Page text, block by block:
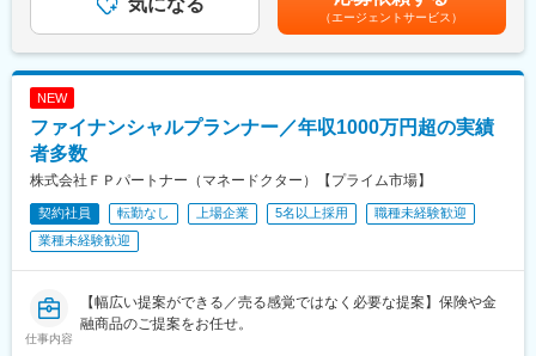
ますが、当社では既に約7,000社の地域のお客様と何かしらの形で
合せ→広告原稿のレイティング→入稿まで。広告掲載頂いたお客
様へは月刊誌発行時にお客様への配布も実施いたします。
広告の掲載を行う事が当社の目的ではございません。広告掲載を
かを大切にして提案しています。広告の掲載を通して読者の行動
を変え、掲載頂いたお客様先で客数と単価にインパクトを与え地
■入社後のフォローについて：
入社後3日間は1日単位での教育プログラムを準備しています。主
（38,000～47,000円／月）、服務手当（15,000円／月）※上記金
額の他、営業実績に応じて営業歩合の支給がございます賃金はあ
くまでも目安の金額であり、選考を通じて上下する可能性があり
ます。月給(月額)は固定手当を含めた表記です。
気になる
（エージェントサービス）
NEW
ファイナンシャルプランナー／年収1000万円超の実績
者多数
株式会社ＦＰパートナー（マネードクター）【プライム市場】
契約社員 転勤なし 上場企業 5名以上採用
職種未経験歓迎
業種未経験歓迎
仕事内容
【幅広い提案ができる／売る感覚ではなく必要な提案】保険や金
融商品のご提案をお任せ。